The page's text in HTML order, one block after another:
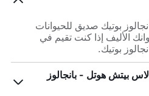
بوتيك صديق للحيوانات
الأليف إذا كنت تقيم في
بوتيك.
بيتش هوتل - بانجالوز